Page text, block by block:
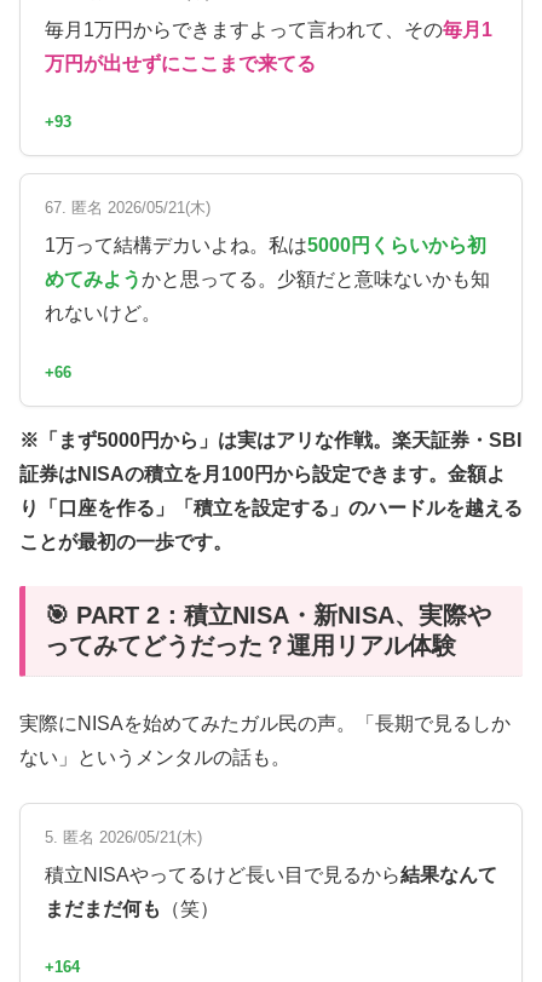
毎月1万円からできますよって言われて、その毎月1
万円が出せずにここまで来てる
+93
67. 匿名 2026/05/21(木)
1万って結構デカいよね。私は5000円くらいから初
めてみようかと思ってる。少額だと意味ないかも知
れないけど。
+66
※「まず5000円から」は実はアリな作戦。楽天証券・SBI
証券はNISAの積立を月100円から設定できます。金額よ
り「口座を作る」「積立を設定する」のハードルを越える
ことが最初の一歩です。
🎯 PART 2：積立NISA・新NISA、実際や
ってみてどうだった？運用リアル体験
実際にNISAを始めてみたガル民の声。「長期で見るしか
ない」というメンタルの話も。
5. 匿名 2026/05/21(木)
積立NISAやってるけど長い目で見るから結果なんて
まだまだ何も
（笑）
+164